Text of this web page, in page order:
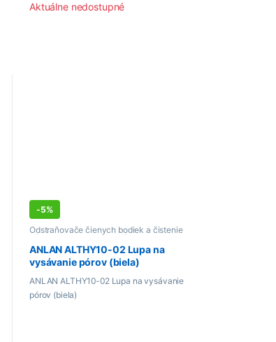
Aktuálne nedostupné
-5%
Odstraňovače čienych bodiek a čistenie
pórov
Starostlivosť o pleť a telo
ANLAN ALTHY10-02 Lupa na
vysávanie pórov (biela)
ANLAN ALTHY10-02 Lupa na vysávanie
pórov (biela)